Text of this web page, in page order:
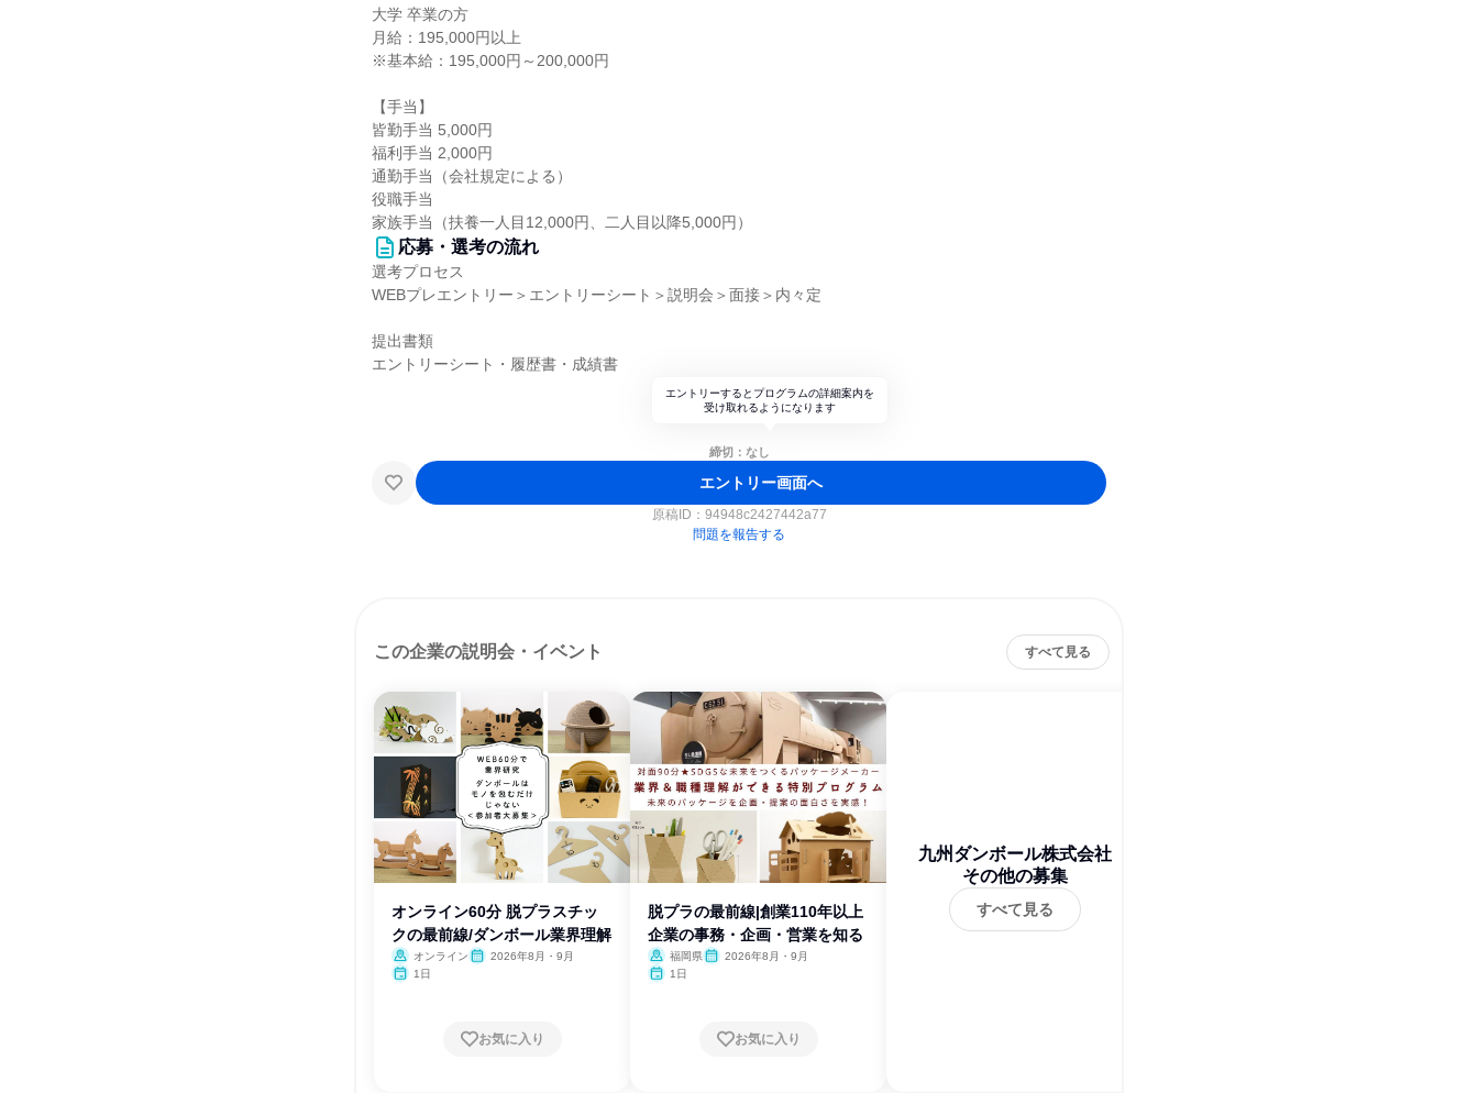
大学 卒業の方
月給：195,000円以上
※基本給：195,000円～200,000円
【手当】
皆勤手当 5,000円
福利手当 2,000円
通勤手当（会社規定による）
役職手当
家族手当（扶養一人目12,000円、二人目以降5,000円）
応募・選考の流れ
選考プロセス
WEBプレエントリー＞エントリーシート＞説明会＞面接＞内々定
提出書類
エントリーシート・履歴書・成績書
エントリーするとプログラムの詳細案内を
受け取れるようになります
締切：なし
エントリー画面へ
原稿ID： 94948c2427442a77
問題を報告する
この企業の説明会・イベント すべて見る
オンライン60分 脱プラスチッ
クの最前線/ダンボール業界理解
オンライン
2026年8月・9月
1日
お気に入り
脱プラの最前線|創業110年以上
企業の事務・企画・営業を知る
福岡県
2026年8月・9月
1日
お気に入り
九州ダンボール株式会社
その他の募集
すべて見る